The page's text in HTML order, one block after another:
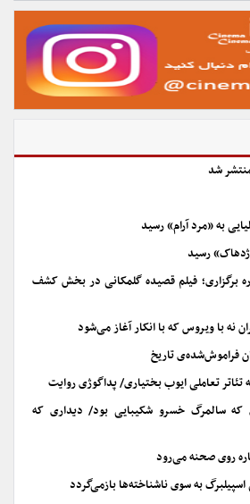
شد
به «مرد آرام» رسید
رسید
برگزاری؛ فیلم قصیده گلمکانی در بخش کشف
نه با ویروس که با انکار آغاز می‌شود
فراموش‌شده‌ی تاریخ
تئاتر تعاملی ایوب بختیاری/ پداگوژی روایت
۲۸ تیری که سالمرگ خسرو شکیبایی بود/ دیداری که
روی صحنه می‌رود
به سوی ناشناخته‌ها بازمی‌گردد